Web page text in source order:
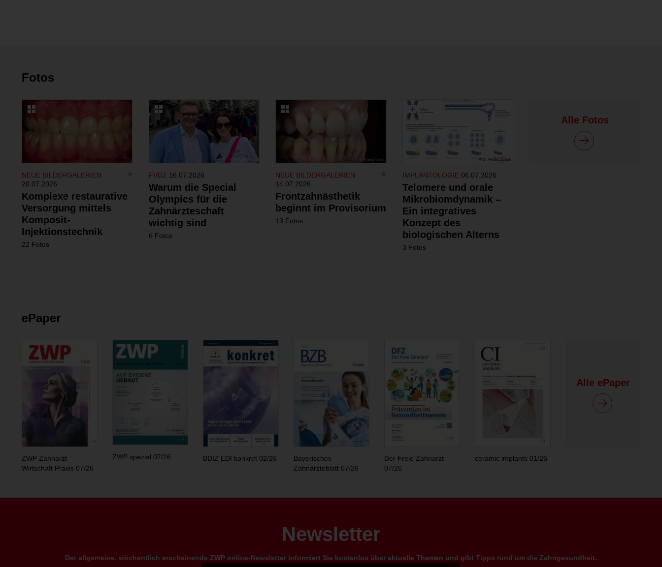
Fotos
NEUE BILDERGALERIEN
20.07.2026
Komplexe restaurative
Versorgung mittels
Komposit-
Injektionstechnik
22 Fotos
FVDZ 16.07.2026
Warum die Special
Olympics für die
Zahnärzteschaft
wichtig sind
6 Fotos
NEUE BILDERGALERIEN
14.07.2026
Frontzahnästhetik
beginnt im Provisorium
13 Fotos
IMPLANTOLOGIE 06.07.2026
Telomere und orale
Mikrobiomdynamik –
Ein integratives
Konzept des
biologischen Alterns
3 Fotos
Alle Fotos
ePaper
ZWP Zahnarzt
Wirtschaft Praxis 07/26
ZWP spezial 07/26 BDIZ EDI konkret 02/26
Bayerisches
Zahnärzteblatt 07/26
Der Freie Zahnarzt
07/26
ceramic implants 01/26
Alle ePaper
Newsletter
Der allgemeine, wöchentlich erscheinende ZWP online-Newsletter informiert Sie kostenlos über aktuelle Themen und gibt Tipps rund um die Zahngesundheit.